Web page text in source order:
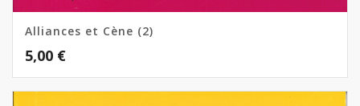
Alliances et Cène (2)
5,00 €